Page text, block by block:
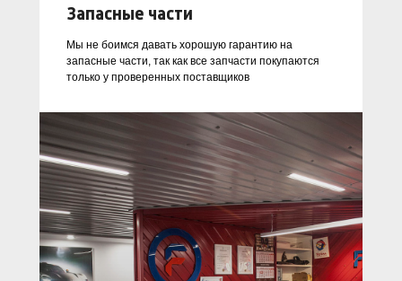
Запасные части
Мы не боимся давать хорошую гарантию на
запасные части, так как все запчасти покупаются
только у проверенных поставщиков